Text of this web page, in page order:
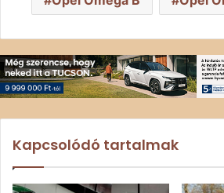
Kapcsolódó tartalmak